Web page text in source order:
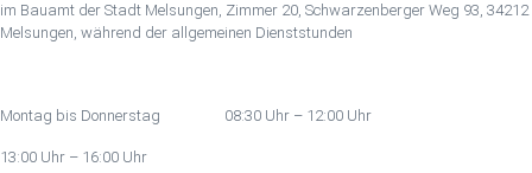
im Bauamt der Stadt Melsungen, Zimmer 20, Schwarzenberger Weg 93, 34212
Melsungen, während der allgemeinen Dienststunden
Montag bis Donnerstag 08:30 Uhr – 12:00 Uhr
13:00 Uhr – 16:00 Uhr